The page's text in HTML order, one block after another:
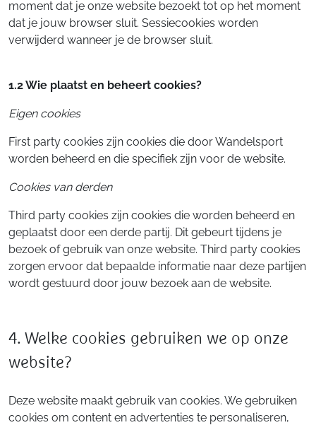
moment dat je onze website bezoekt tot op het moment
dat je jouw browser sluit. Sessiecookies worden
verwijderd wanneer je de browser sluit.
1.2 Wie plaatst en beheert cookies?
Eigen cookies
First party cookies zijn cookies die door Wandelsport
worden beheerd en die specifiek zijn voor de website.
Cookies van derden
Third party cookies zijn cookies die worden beheerd en
geplaatst door een derde partij. Dit gebeurt tijdens je
bezoek of gebruik van onze website. Third party cookies
zorgen ervoor dat bepaalde informatie naar deze partijen
wordt gestuurd door jouw bezoek aan de website.
4. Welke cookies gebruiken we op onze
website?
Deze website maakt gebruik van cookies. We gebruiken
cookies om content en advertenties te personaliseren,